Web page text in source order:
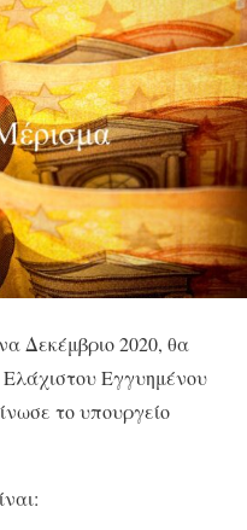
Δεκέμβριο 2020, θα
Ελάχιστου Εγγυημένου
το υπουργείο